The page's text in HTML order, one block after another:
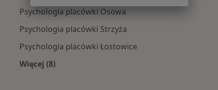
Psychologia placówki Osowa
Psychologia placówki Strzyża
Psychologia placówki Łostowice
Więcej (8)